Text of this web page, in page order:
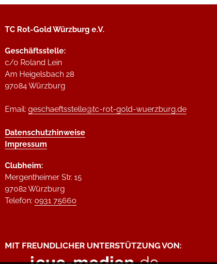
TC Rot-Gold Würzburg e.V.
Geschäftsstelle:
c/o Roland Lein
Am Heigelsbach 28
97084 Würzburg
Email: geschaeftsstelle@tc-rot-gold-wuerzburg.de
Datenschutzhinweise
Impressum
Clubheim:
Mergentheimer Str. 15
97082 Würzburg
Telefon: 0931 75660
MIT FREUNDLICHER UNTERSTÜTZUNG VON: